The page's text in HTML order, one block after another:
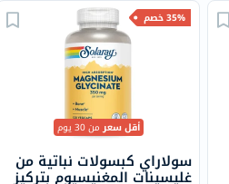
35% خصم
أقل سعرمن 30 يوم
سولاراي كبسولات نباتية من
غليسينات المغنيسيوم بتركيز